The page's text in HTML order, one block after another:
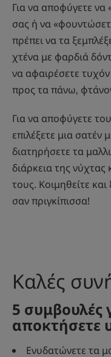
Για να αποφύγετε να
σας ή να
πρέπει να τα
χτένα με φαρδιά
να αφαιρέσετε
προς τα πάνω,
Για να αποφύγετε
επιλέξετε μια σατέν
διατηρήσετε τα
διάρκεια της
τους. Κοιμηθείτε
σαν πριγκίπισσα!
Καλές
5 συμβουλές
αποκτήσετε
Ενυδατώνετε τα